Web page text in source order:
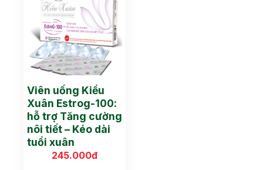
Viên uống Kiều
Xuân Estrog-100:
hỗ trợ Tăng cường
nôi tiết – Kéo dài
tuổi xuân
245.000đ